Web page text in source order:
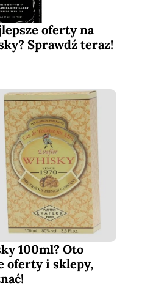
oferty na
Sprawdź teraz!
100ml? Oto
oferty i sklepy,